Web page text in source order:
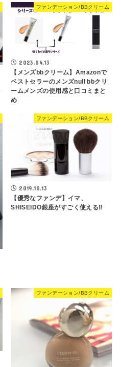
ファンデーション/BBクリーム
2023.04.13
【メンズbbクリーム】Amazonで
ベストセラーのメンズnull bbクリ
ームメンズの使用感と口コミまと
め
ファンデーション/BBクリーム
2019.10.13
【優秀なファンデ】イマ、
SHISEIDO銀座がすごく使える‼
ファンデーション/BBクリーム